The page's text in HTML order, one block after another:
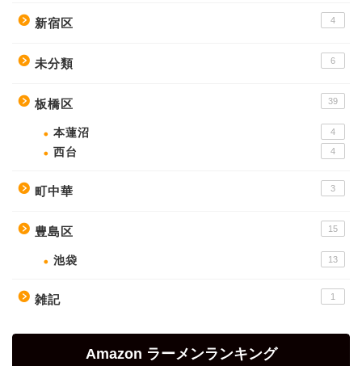
新宿区 4
未分類 6
板橋区 39
本蓮沼 4
西台 4
町中華 3
豊島区 15
池袋 13
雑記 1
Amazon ラーメンランキング